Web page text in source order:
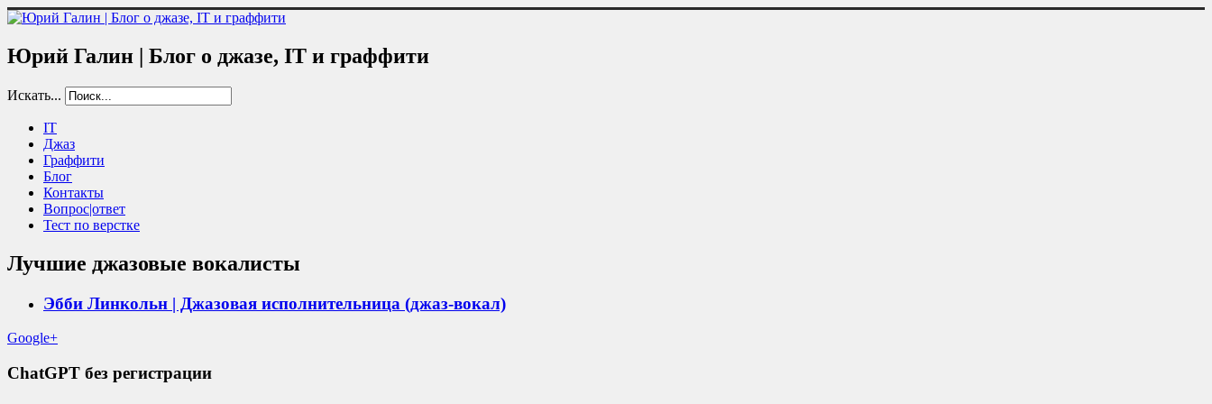
Юрий Галин | Блог о джазе, IT и граффити
Искать...
IT
Джаз
Граффити
Блог
Контакты
Вопрос|ответ
Тест по верстке
Лучшие джазовые вокалисты
Эбби Линкольн | Джазовая исполнительница (джаз-вокал)
Google+
ChatGPT без регистрации